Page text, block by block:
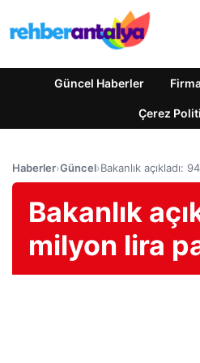
Güncel Haberler
Çerez
Haberler›Güncel›Bakanlık açıkladı:
Bakanlık
milyon lira